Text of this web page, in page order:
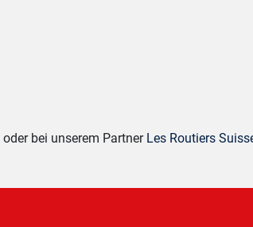
oder bei unserem Partner Les Routiers